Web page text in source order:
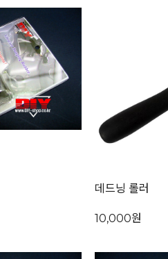
데드닝 롤러
10,000원